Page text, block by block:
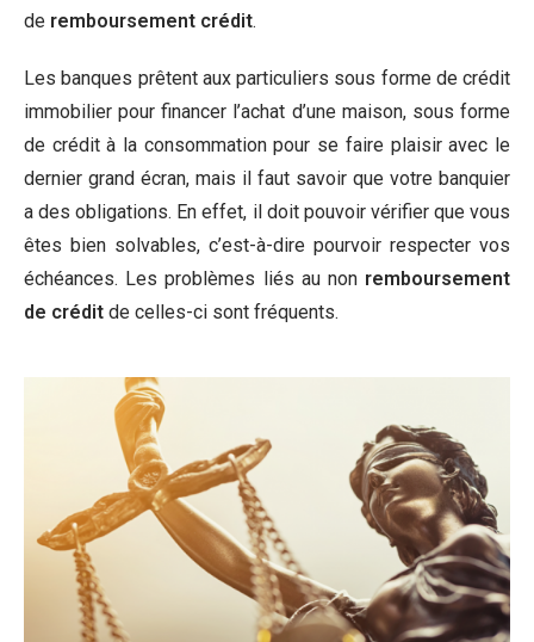
de remboursement crédit.
Les banques prêtent aux particuliers sous forme de crédit
immobilier pour financer l’achat d’une maison, sous forme
de crédit à la consommation pour se faire plaisir avec le
dernier grand écran, mais il faut savoir que votre banquier
a des obligations. En effet, il doit pouvoir vérifier que vous
êtes bien solvables, c’est-à-dire pourvoir respecter vos
échéances. Les problèmes liés au non remboursement
de crédit de celles-ci sont fréquents.